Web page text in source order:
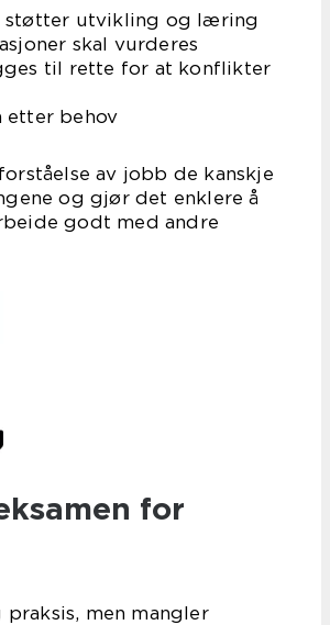
støtter utvikling og læring
skal vurderes
til rette for at konflikter
etter behov
av jobb de kanskje
og gjør det enklere å
godt med andre
for
men mangler